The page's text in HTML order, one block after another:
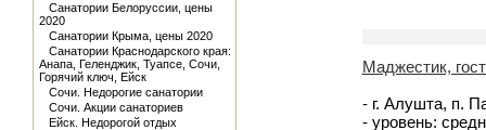
Санатории Белоруссии, цены
2020
Санатории Крыма, цены 2020
Санатории Краснодарского края:
Анапа, Геленджик, Туапсе, Сочи,
Горячий ключ, Ейск
Сочи. Недорогие санатории
Сочи. Акции санаториев
Ейск. Недорогой отдых
Маджестик,
- г. Алушта, п.
- уровень: